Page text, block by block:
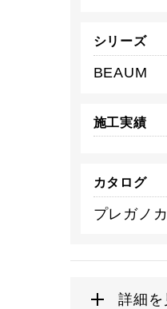
シリーズ
BEAUM
施工実績
カタログ
プレガノ
詳細を